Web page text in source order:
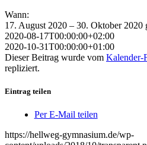
Wann:
17. August 2020 – 30. Oktober 2020
2020-08-17T00:00:00+02:00
2020-10-31T00:00:00+01:00
Dieser Beitrag wurde vom Kalender-
repliziert.
Eintrag teilen
Per E-Mail teilen
https://hellweg-gymnasium.de/wp-